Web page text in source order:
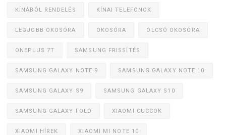
KÍNÁBÓL RENDELÉS KÍNAI TELEFONOK
LEGJOBB OKOSÓRA OKOSÓRA OLCSÓ OKOSÓRA
ONEPLUS 7T SAMSUNG FRISSÍTÉS
SAMSUNG GALAXY NOTE 9 SAMSUNG GALAXY NOTE 10
SAMSUNG GALAXY S9 SAMSUNG GALAXY S10
SAMSUNG GALAXY FOLD XIAOMI CUCCOK
XIAOMI HÍREK XIAOMI MI NOTE 10